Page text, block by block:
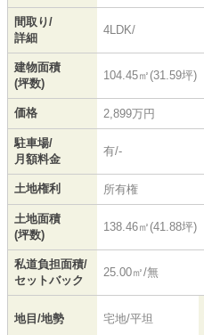
間取り/
詳細
4LDK/
建物面積
(坪数)
104.45㎡(31.59坪)
価格 2,899万円
駐車場/
月額料金
有/-
土地権利 所有権
土地面積
(坪数)
138.46㎡(41.88坪)
私道負担面積/
セットバック
25.00㎡/無
地目/地勢 宅地/平坦